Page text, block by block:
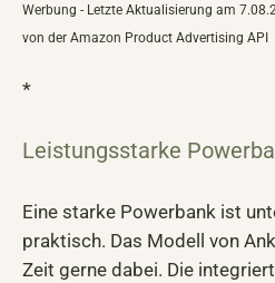
Werbung - Letzte Aktualisierung am
von der Amazon Product Advertising API
*
Leistungsstarke
Eine starke Powerbank ist
praktisch. Das Modell von
Zeit gerne dabei. Die